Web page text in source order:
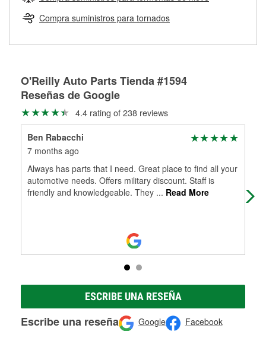
Herramientas de O'Reilly
pueden ser reutilizados, podemos ayudarte a encontrar las
partes de reemplazo correctas para tu reparación.
Rectificación de tambores y discos de freno
Compra suministros para tornados
O'Reilly Auto Parts Tienda #1594
Reseñas de Google
4.4 rating of 238 reviews
Ben Rabacchi
7 months ago
Always has parts that I need. Great place to find all your
automotive needs. Offers military discount. Staff is
friendly and knowledgeable. They ... Read More
ESCRIBE UNA RESEÑA
Escribe una reseña Google Facebook